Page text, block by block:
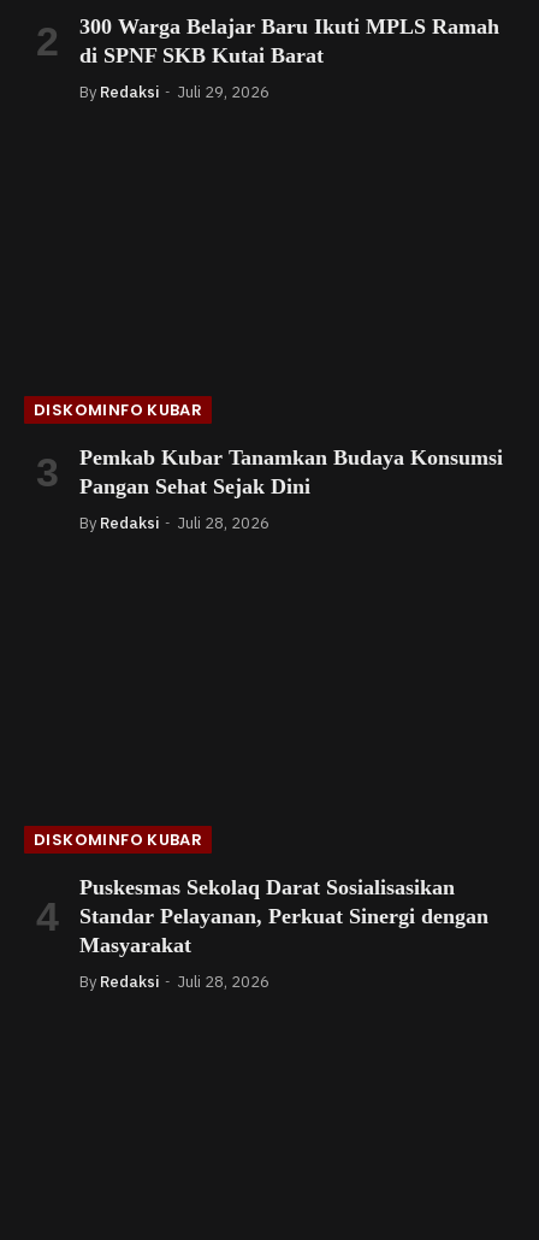
300 Warga Belajar Baru Ikuti MPLS Ramah
di SPNF SKB Kutai Barat
By Redaksi Juli 29, 2026
DISKOMINFO KUBAR
Pemkab Kubar Tanamkan Budaya Konsumsi
Pangan Sehat Sejak Dini
By Redaksi Juli 28, 2026
DISKOMINFO KUBAR
Puskesmas Sekolaq Darat Sosialisasikan
Standar Pelayanan, Perkuat Sinergi dengan
Masyarakat
By Redaksi Juli 28, 2026